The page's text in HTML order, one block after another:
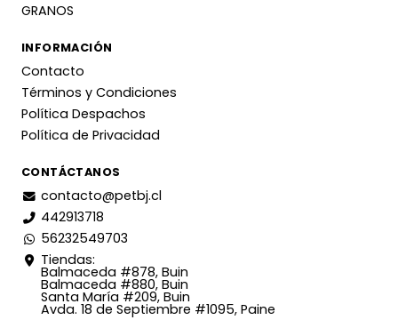
GRANOS
INFORMACIÓN
Contacto
Términos y Condiciones
Política Despachos
Política de Privacidad
CONTÁCTANOS
contacto@petbj.cl
442913718
56232549703
Tiendas:
Balmaceda #878, Buin
Balmaceda #880, Buin
Santa María #209, Buin
Avda. 18 de Septiembre #1095, Paine